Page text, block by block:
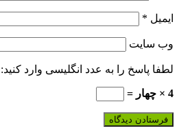
ایمیل *
وب‌ سایت
لطفا پاسخ را به عدد انگلیسی وارد کنید:
4 × چهار =